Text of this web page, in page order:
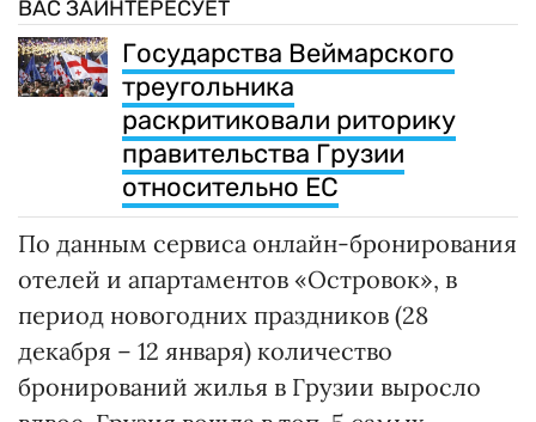
ВАС ЗАИНТЕРЕСУЕТ
Государства Веймарского
треугольника
раскритиковали риторику
правительства Грузии
относительно ЕС
По данным сервиса онлайн-бронирования
отелей и апартаментов «Островок», в
период новогодних праздников (28
декабря – 12 января) количество
бронирований жилья в Грузии выросло